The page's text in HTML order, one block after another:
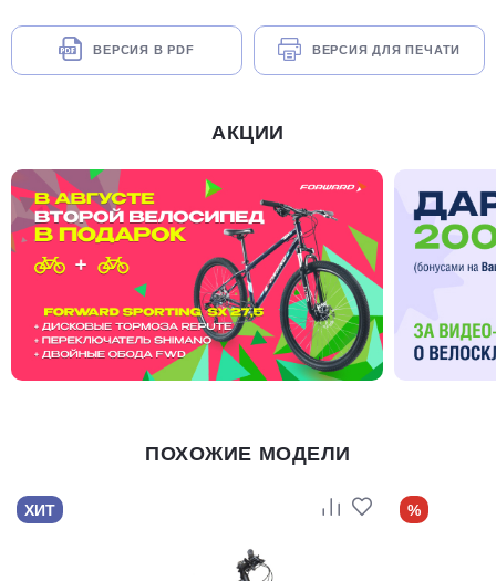
ВЕРСИЯ В PDF ВЕРСИЯ ДЛЯ ПЕЧАТИ
АКЦИИ
ПОХОЖИЕ МОДЕЛИ
ХИТ %